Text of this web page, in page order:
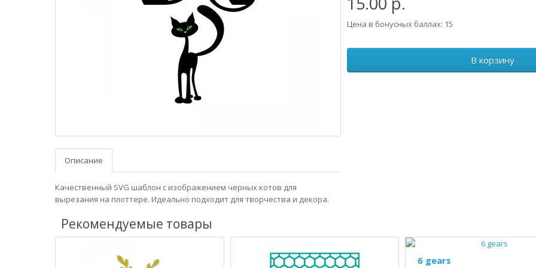
Описание
Качественный SVG шаблон с изображением черных котов для
вырезания на плоттере. Идеально подходит для творчества и декора.
Цена в бонусных баллах: 15
В корзину
Рекомендуемые товары
6 gears